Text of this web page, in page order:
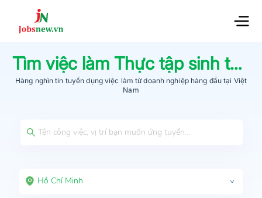
Tìm việc làmThực tập sinh tại
Hàng nghìn tin tuyển dụng việc làm từdoanh nghiệp hàng đầu tại Việt
Nam
Hồ Chí Minh